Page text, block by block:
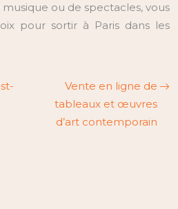
musique ou de spectacles, vous
pour sortir à Paris dans les
Vente en ligne de
tableaux et œuvres
d’art contemporain